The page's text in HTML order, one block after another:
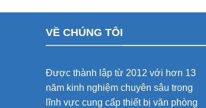
VỀ CHÚNG TÔI
Được thành lập từ 2012 với hơn 13
năm kinh nghiệm chuyên sâu trong
lĩnh vực cung cấp thiết bị văn phòng